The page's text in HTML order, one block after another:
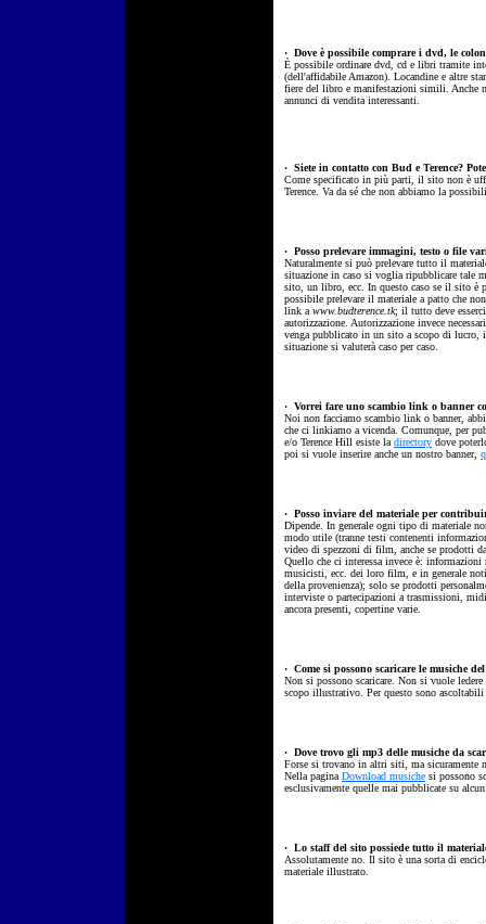
· Dove è possibile comprare i dvd, le
È possibile ordinare dvd, cd e libri tramite
(dell'affidabile Amazon). Locandine e altre
fiere del libro e manifestazioni simili. Anche
annunci di vendita interessanti.
· Siete in contatto con Bud e Terence?
Come specificato in più parti, il sito non è
Terence. Va da sé che non abbiamo la
· Posso prelevare immagini, testo o file
Naturalmente si può prelevare tutto il
situazione in caso si voglia ripubblicare tale
sito, un libro, ecc. In questo caso se il sito è
possibile prelevare il materiale a patto che
link a www.budterence.tk; il tutto deve
autorizzazione. Autorizzazione invece
venga pubblicato in un sito a scopo di
situazione si valuterà caso per caso.
· Vorrei fare uno scambio link o banner
Noi non facciamo scambio link o banner,
che ci linkiamo a vicenda. Comunque, per
e/o Terence Hill esiste la directory dove
poi si vuole inserire anche un nostro banner,
· Posso inviare del materiale per
Dipende. In generale ogni tipo di materiale
modo utile (tranne testi contenenti
video di spezzoni di film, anche se prodotti
Quello che ci interessa invece è:
musicisti, ecc. dei loro film, e in generale
della provenienza); solo se prodotti
interviste o partecipazioni a trasmissioni,
ancora presenti, copertine varie.
· Come si possono scaricare le musiche
Non si possono scaricare. Non si vuole
scopo illustrativo. Per questo sono
· Dove trovo gli mp3 delle musiche da
Forse si trovano in altri siti, ma sicuramente
Nella pagina Download musiche si possono
esclusivamente quelle mai pubblicate su
· Lo staff del sito possiede tutto il
Assolutamente no. Il sito è una sorta di
materiale illustrato.